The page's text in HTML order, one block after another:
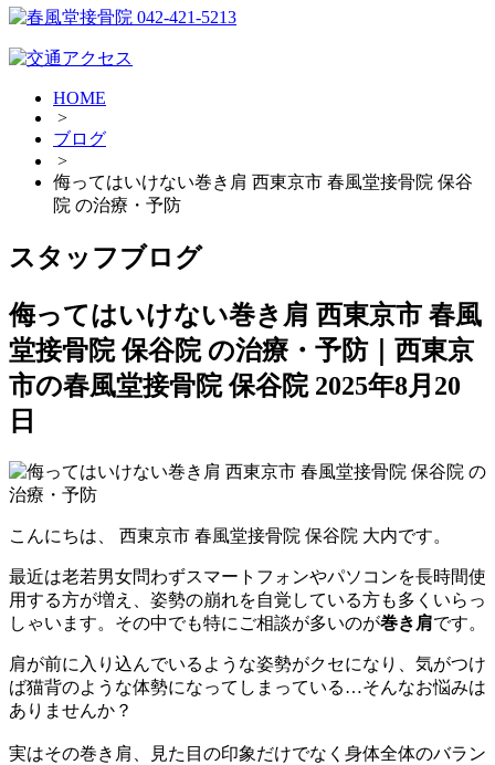
HOME
>
ブログ
>
侮ってはいけない巻き肩 西東京市 春風堂接骨院 保谷
院 の治療・予防
スタッフブログ
侮ってはいけない巻き肩 西東京市 春風
堂接骨院 保谷院 の治療・予防｜西東京
市の春風堂接骨院 保谷院 2025年8月20
日
こんにちは、 西東京市 春風堂接骨院 保谷院 大内です。
最近は老若男女問わずスマートフォンやパソコンを長時間使
用する方が増え、姿勢の崩れを自覚している方も多くいらっ
しゃいます。その中でも特にご相談が多いのが巻き肩です。
肩が前に入り込んでいるような姿勢がクセになり、気がつけ
ば猫背のような体勢になってしまっている…そんなお悩みは
ありませんか？
実はその巻き肩、見た目の印象だけでなく身体全体のバラン